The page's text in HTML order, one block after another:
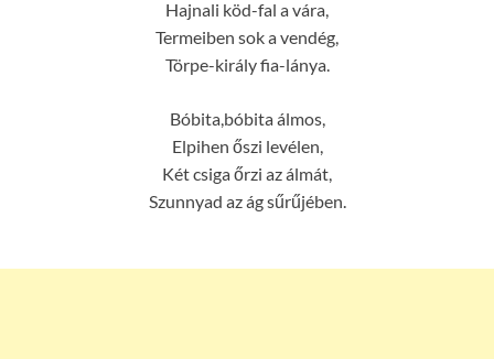
Hajnali köd-fal a vára,
Termeiben sok a vendég,
Törpe-király fia-lánya.
Bóbita,bóbita álmos,
Elpihen őszi levélen,
Két csiga őrzi az álmát,
Szunnyad az ág sűrűjében.